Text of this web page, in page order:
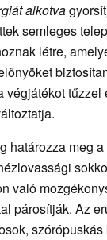
alkotva
semleges
létre,
végjátékot tűzzel
határozza meg
való
párosítják. Az